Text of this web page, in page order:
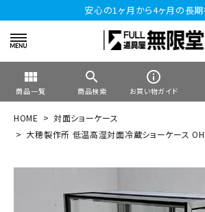
安心の1ヶ月から4ヶ月の長
view_module
商品一覧
search
商品検索
info_outline
お買い物ガイド
HOME
対面ショーケース
大穂製作所 低温高湿対面冷蔵ショーケース